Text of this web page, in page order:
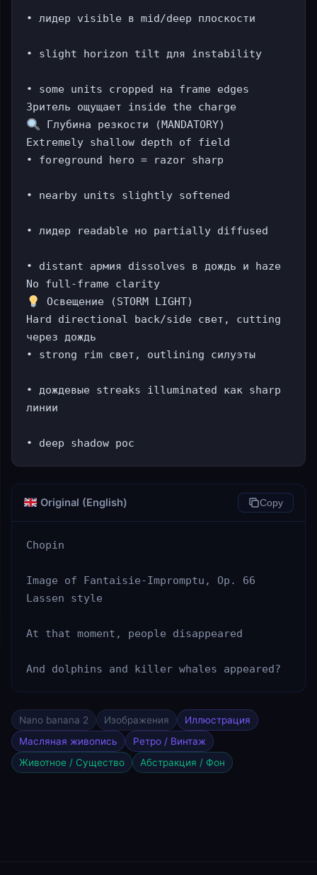
• лидер visible в mid/deep плоскости
• slight horizon tilt для instability
• some units cropped на frame edges
Глубина резкости (MANDATORY)
Extremely shallow depth of field
• foreground hero = razor sharp
• nearby units slightly softened
• лидер readable но partially diffused
• distant армия dissolves в дождь и haze
Освещение (STORM LIGHT)
Hard directional back/side свет, cutting
через дождь
• strong rim свет, outlining силуэты
• дождевые streaks illuminated как sharp
линии
• deep shadow poc
Original (English) Copy
Chopin
Image of Fantaisie-Impromptu, Op. 66
Lassen style
At that moment, people disappeared
And dolphins and killer whales appeared?
Nano banana 2 Изображения
Иллюстрация
Масляная живопись
Ретро / Винтаж
Животное / Существо
Абстракция / Фон